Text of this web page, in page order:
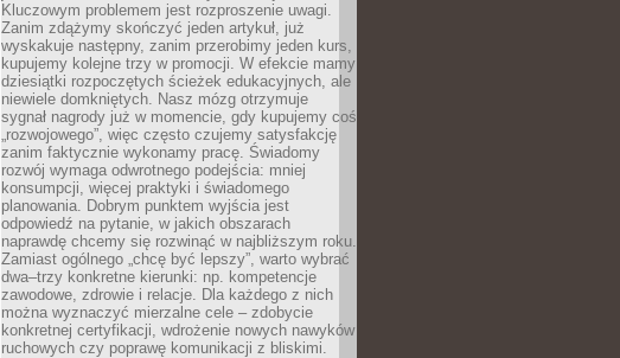
Kluczowym problemem jest rozproszenie uwagi.
Zanim zdążymy skończyć jeden artykuł, już
wyskakuje następny, zanim przerobimy jeden kurs,
kupujemy kolejne trzy w promocji. W efekcie mamy
dziesiątki rozpoczętych ścieżek edukacyjnych, ale
niewiele domkniętych. Nasz mózg otrzymuje
sygnał nagrody już w momencie, gdy kupujemy coś
„rozwojowego”, więc często czujemy satysfakcję
zanim faktycznie wykonamy pracę. Świadomy
rozwój wymaga odwrotnego podejścia: mniej
konsumpcji, więcej praktyki i świadomego
planowania. Dobrym punktem wyjścia jest
odpowiedź na pytanie, w jakich obszarach
naprawdę chcemy się rozwinąć w najbliższym roku.
Zamiast ogólnego „chcę być lepszy”, warto wybrać
dwa–trzy konkretne kierunki: np. kompetencje
zawodowe, zdrowie i relacje. Dla każdego z nich
można wyznaczyć mierzalne cele – zdobycie
konkretnej certyfikacji, wdrożenie nowych nawyków
ruchowych czy poprawę komunikacji z bliskimi.